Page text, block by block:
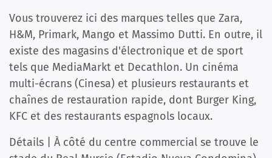
Vous trouverez ici des marques telles que Zara,
H&M, Primark, Mango et Massimo Dutti. En outre, il
existe des magasins d'électronique et de sport
tels que MediaMarkt et Decathlon. Un cinéma
multi-écrans (Cinesa) et plusieurs restaurants et
chaînes de restauration rapide, dont Burger King,
KFC et des restaurants espagnols locaux.
Détails | À côté du centre commercial se trouve le